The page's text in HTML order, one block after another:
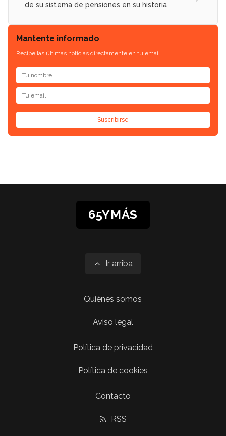
de su sistema de pensiones en su historia
Mantente informado
Recibe las últimas noticias directamente en tu email.
Suscribirse
65YMÁS
Ir arriba
Quiénes somos
Aviso legal
Política de privacidad
Política de cookies
Contacto
RSS